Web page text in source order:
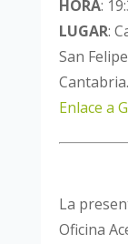
HORA:
LUGAR:
San
Cantabria.
Enlace a
La
Oficina